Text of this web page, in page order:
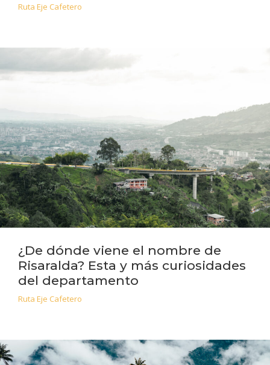
Ruta Eje Cafetero
¿De dónde viene el nombre de
Risaralda? Esta y más curiosidades
del departamento
Ruta Eje Cafetero